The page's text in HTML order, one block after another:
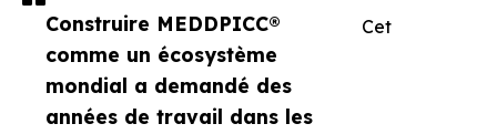
Construire MEDDPICC®
comme un écosystème
mondial a demandé des
années de travail dans les
Cet